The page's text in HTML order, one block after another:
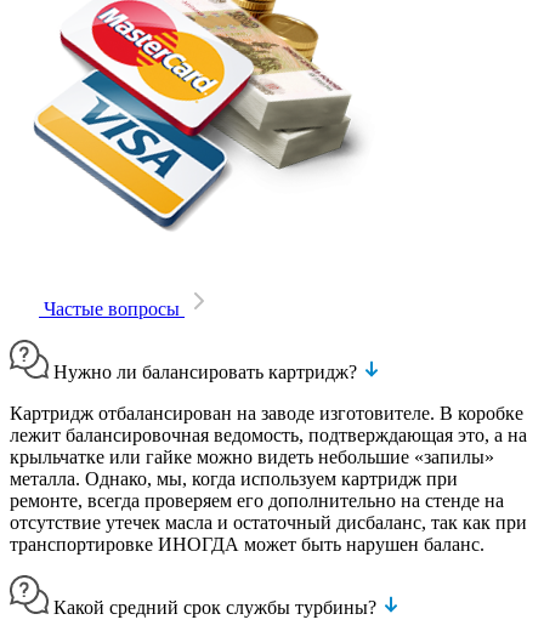
Частые вопросы
Нужно ли балансировать картридж?
Картридж отбалансирован на заводе изготовителе. В коробке
лежит балансировочная ведомость, подтверждающая это, а на
крыльчатке или гайке можно видеть небольшие «запилы»
металла. Однако, мы, когда используем картридж при
ремонте, всегда проверяем его дополнительно на стенде на
отсутствие утечек масла и остаточный дисбаланс, так как при
транспортировке ИНОГДА может быть нарушен баланс.
Какой средний срок службы турбины?